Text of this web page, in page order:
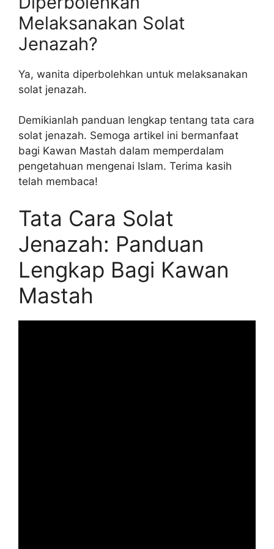
Melaksanakan Solat
Jenazah?
Ya, wanita diperbolehkan untuk melaksanakan
solat jenazah.
Demikianlah panduan lengkap tentang tata cara
solat jenazah. Semoga artikel ini bermanfaat
bagi Kawan Mastah dalam memperdalam
pengetahuan mengenai Islam. Terima kasih
telah membaca!
Tata Cara Solat
Jenazah: Panduan
Lengkap Bagi Kawan
Mastah